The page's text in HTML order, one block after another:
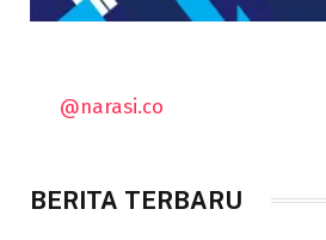
@narasi.co
BERITA TERBARU